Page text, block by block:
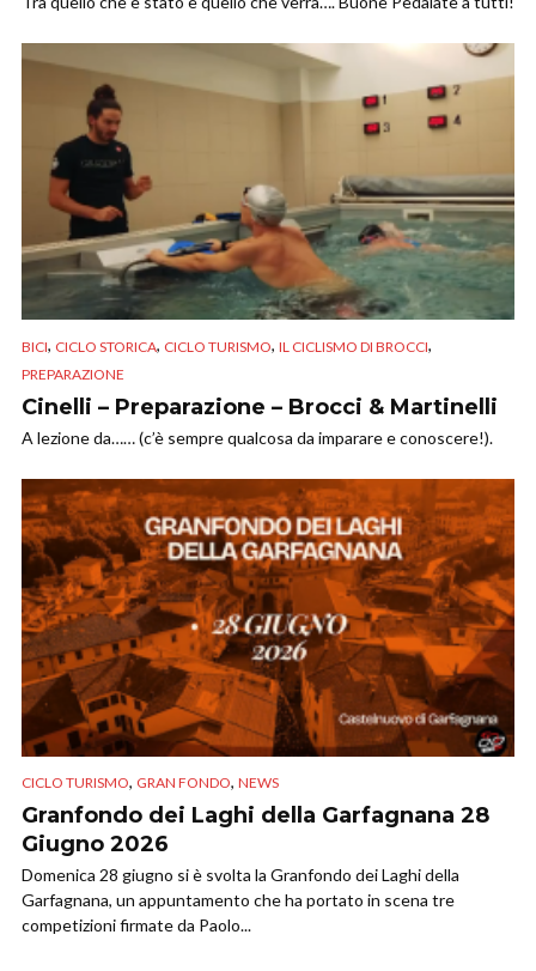
BICI, CICLO STORICA, CICLO TURISMO, IL CICLISMO DI BROCCI,
PREPARAZIONE
Cinelli – Preparazione – Brocci & Martinelli
A lezione da…… (c’è sempre qualcosa da imparare e conoscere!).
CICLO TURISMO, GRAN FONDO, NEWS
Granfondo dei Laghi della Garfagnana 28
Giugno 2026
Domenica 28 giugno si è svolta la Granfondo dei Laghi della
Garfagnana, un appuntamento che ha portato in scena tre
competizioni firmate da Paolo...